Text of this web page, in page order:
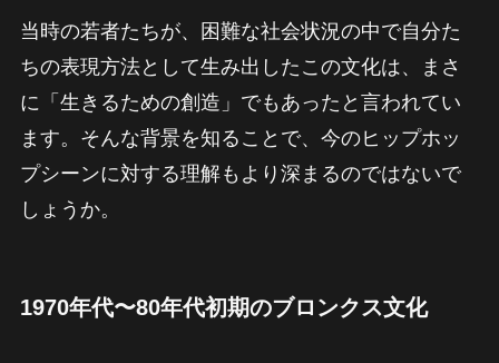
当時の若者たちが、困難な社会状況の中で自分た
ちの表現方法として生み出したこの文化は、まさ
に「生きるための創造」でもあったと言われてい
ます。そんな背景を知ることで、今のヒップホッ
プシーンに対する理解もより深まるのではないで
しょうか。
1970年代〜80年代初期のブロンクス文化